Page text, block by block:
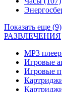
Показать еще (9)
РАЗВЛЕЧЕНИЯ
MP3
Игровые
Игровые